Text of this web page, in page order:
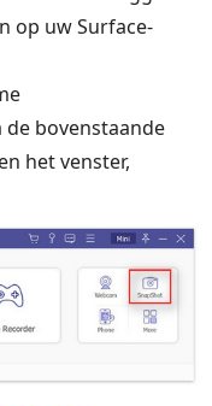
op uw Surface-
bovenstaande
het venster,